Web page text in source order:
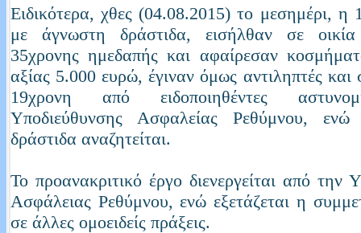
Ειδικότερα, χθες (04.08.2015) το μεσημέρι, η
με άγνωστη δράστιδα, εισήλθαν σε οικία
35χρονης ημεδαπής και αφαίρεσαν
αξίας 5.000 ευρώ, έγιναν όμως αντιληπτές
19χρονη από ειδοποιηθέντες
Υποδιεύθυνσης Ασφαλείας Ρεθύμνου,
δράστιδα αναζητείται.
Το προανακριτικό έργο διενεργείται από την
Ασφάλειας Ρεθύμνου, ενώ εξετάζεται η
σε άλλες ομοειδείς πράξεις.